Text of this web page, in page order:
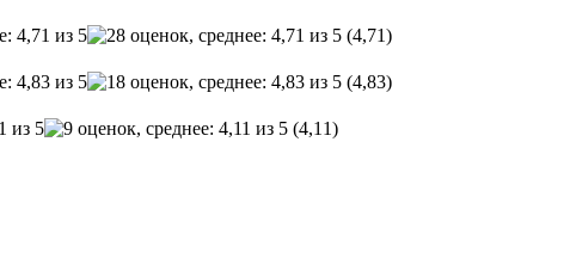
(4,71)
(4,83)
(4,11)